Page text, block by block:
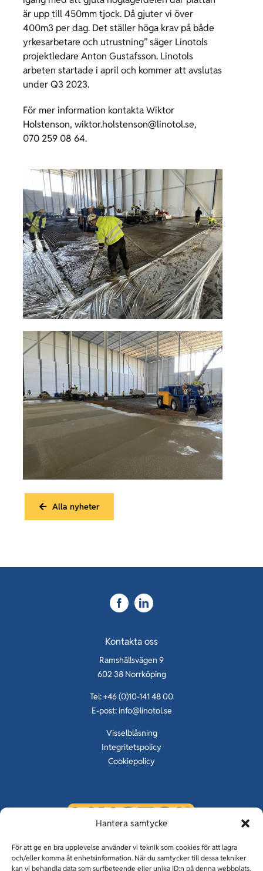
Hantera samtycke
För att ge en bra upplevelse använder vi teknik som cookies för att lagra
och/eller komma åt enhetsinformation. När du samtycker till dessa tekniker
kan vi behandla data som surfbeteende eller unika ID:n på denna webbplats.
är upp till 450mm tjock. Då gjuter vi över
400m3 per dag. Det ställer höga krav på både
yrkesarbetare och utrustning” säger Linotols
projektledare Anton Gustafsson. Linotols
arbeten startade i april och kommer att avslutas
under Q3 2023.
För mer information kontakta Wiktor
Holstenson, wiktor.holstenson@linotol.se,
070 259 08 64.
Alla nyheter
Kontakta oss
Ramshällsvägen 9
602 38 Norrköping
Tel: +46 (0)10-141 48 00
E-post:info@linotol.se
Visselblåsning
Integritetspolicy
Cookiepolicy
KUNSKAP OM GOLV SEDAN 1929